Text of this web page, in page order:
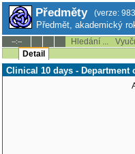
Předměty (verze:
Předmět, akademický
--:-- Hledání ...
Detail
Clinical 10 days - Department